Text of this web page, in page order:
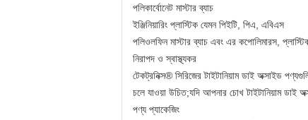
পলিকার্বোনেট মাস্টার ব্যাচ
ইঞ্জিনিয়ারিং প্লাস্টিক যেমন পিইটি, পিএ, এবিএস
পলিওলফিন মাস্টার ব্যাচ এবং এর কপোলিমারস,
নিরাপদ ও স্বাস্থ্যকর
টেকট্রনিক্স® সিরিজের টাইটানিয়াম ডাই অক্সাইড
চলে যাওয়া উচিত;যদি আপনার চোখ টাইটানিয়াম ডাই
পণ্য প্যাকেজিং